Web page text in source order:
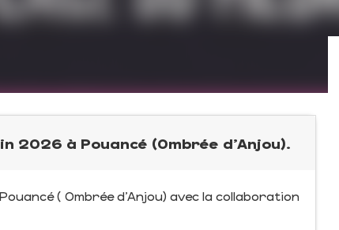
2026 à Pouancé (Ombrée d'Anjou).
( Ombrée d'Anjou) avec la collaboration